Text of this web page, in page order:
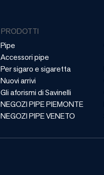
PRODOTTI
Pipe
Accessori pipe
Per sigaro e sigaretta
Nuovi arrivi
Gli aforismi di Savinelli
NEGOZI PIPE PIEMONTE
NEGOZI PIPE VENETO